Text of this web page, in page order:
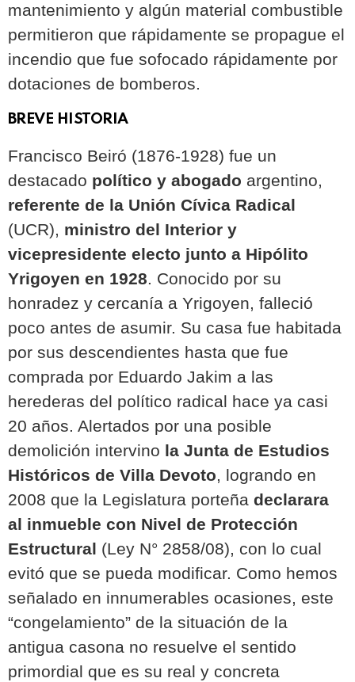
mantenimiento y algún material combustible
permitieron que rápidamente se propague el
incendio que fue sofocado rápidamente por
dotaciones de bomberos.
BREVE HISTORIA
Francisco Beiró (1876-1928) fue un
destacado político y abogado argentino,
referente de la Unión Cívica Radical
(UCR), ministro del Interior y
vicepresidente electo junto a Hipólito
Yrigoyen en 1928. Conocido por su
honradez y cercanía a Yrigoyen, falleció
poco antes de asumir. Su casa fue habitada
por sus descendientes hasta que fue
comprada por Eduardo Jakim a las
herederas del político radical hace ya casi
20 años. Alertados por una posible
demolición intervino la Junta de Estudios
Históricos de Villa Devoto, logrando en
2008 que la Legislatura porteña declarara
al inmueble con Nivel de Protección
Estructural (Ley N° 2858/08), con lo cual
evitó que se pueda modificar. Como hemos
señalado en innumerables ocasiones, este
“congelamiento” de la situación de la
antigua casona no resuelve el sentido
primordial que es su real y concreta